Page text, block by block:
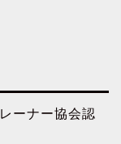
ーナー協会認